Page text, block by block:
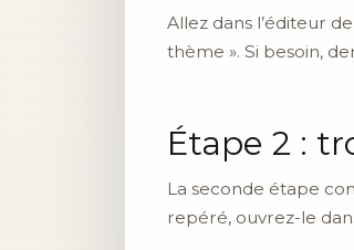
Allez dans l’éditeur
thème ». Si besoin,
Étape 2 :
La seconde étape
repéré, ouvrez-le